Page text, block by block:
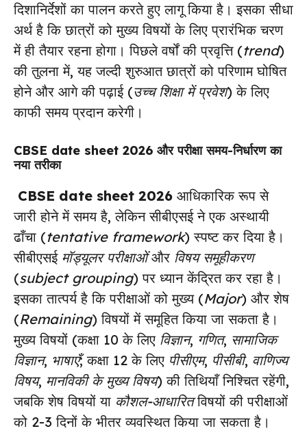
दिशानिर्देशों का पालन करते हुए लागू किया है। इसका सीधा
अर्थ है कि छात्रों को मुख्य विषयों के लिए प्रारंभिक चरण
में ही तैयार रहना होगा। पिछले वर्षों की प्रवृत्ति (trend)
की तुलना में, यह जल्दी शुरुआत छात्रों को परिणाम घोषित
होने और आगे की पढ़ाई (उच्च शिक्षा में प्रवेश) के लिए
काफी समय प्रदान करेगी।
CBSE date sheet 2026 और परीक्षा समय-निर्धारण का
नया तरीका
CBSE date sheet 2026 आधिकारिक रूप से
जारी होने में समय है, लेकिन सीबीएसई ने एक अस्थायी
ढाँचा (tentative framework) स्पष्ट कर दिया है।
सीबीएसई मॉड्यूलर परीक्षाओंऔर विषय समूहीकरण
(subject grouping) पर ध्यान केंद्रित कर रहा है।
इसका तात्पर्य है कि परीक्षाओं को मुख्य (Major) और शेष
(Remaining) विषयों में समूहित किया जा सकता है।
मुख्य विषयों (कक्षा 10 के लिए विज्ञान, गणित, सामाजिक
विज्ञान, भाषाएँ; कक्षा 12 के लिए पीसीएम, पीसीबी, वाणिज्य
विषय, मानविकी के मुख्य विषय) की तिथियाँ निश्चित रहेंगी,
जबकि शेष विषयों या कौशल-आधारितविषयों की परीक्षाओं
को 2-3 दिनों के भीतर व्यवस्थित किया जा सकता है।